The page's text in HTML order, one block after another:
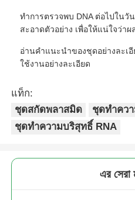
ติดต่อเรา
ข่าว
ขอทุน
ชุดสกัด DNA / RNA
ทําการตรวจพบ DNA ต่อไปในวั
สะอาดตัวอย่าง เพื่อให้แน่ใจว่า
อ่านคําแนะนําของชุดอย่างละเ
ใช้งานอย่างละเอียด
แท็ก:
ชุดสกัดพลาสมิด
ชุดทำคว
ชุดทำความบริสุทธิ์ RNA
এর সেরা